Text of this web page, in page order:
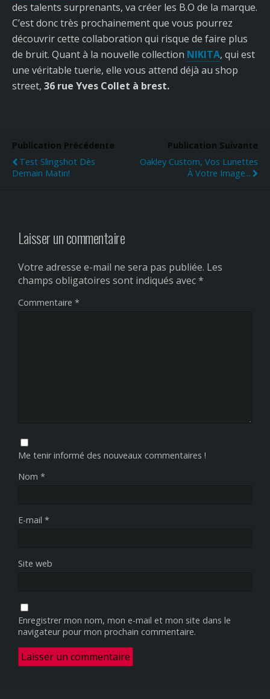
des talents surprenants, va créer les B.O de la marque.
C’est donc très prochainement que vous pourrez
découvrir cette collaboration qui risque de faire plus
de bruit. Quant à la nouvelle collection NIKITA, qui est
une véritable tuerie, elle vous attend déjà au shop
street, 36 rue Yves Collet à brest.
Publication Précédente
Test Slingshot Dès
Demain Matin!
Publication Suivante
Oakley Custom, Vos Lunettes
À Votre Image...
Laisser un commentaire
Votre adresse e-mail ne sera pas publiée. Les
champs obligatoires sont indiqués avec*
Commentaire *
Me tenir informé des nouveaux commentaires !
Nom *
E-mail *
Site web
Enregistrer mon nom, mon e-mail et mon site dans le
navigateur pour mon prochain commentaire.